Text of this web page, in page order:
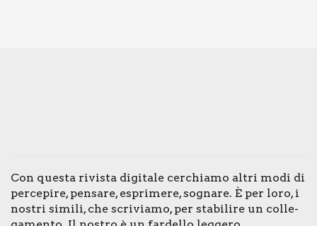
Con que­sta rivi­sta digi­ta­le cer­chia­mo altri modi di
per­ce­pi­re, pen­sa­re, espri­me­re, sogna­re. È per loro, i
nostri simi­li, che scri­via­mo, per sta­bi­li­re un col­le­